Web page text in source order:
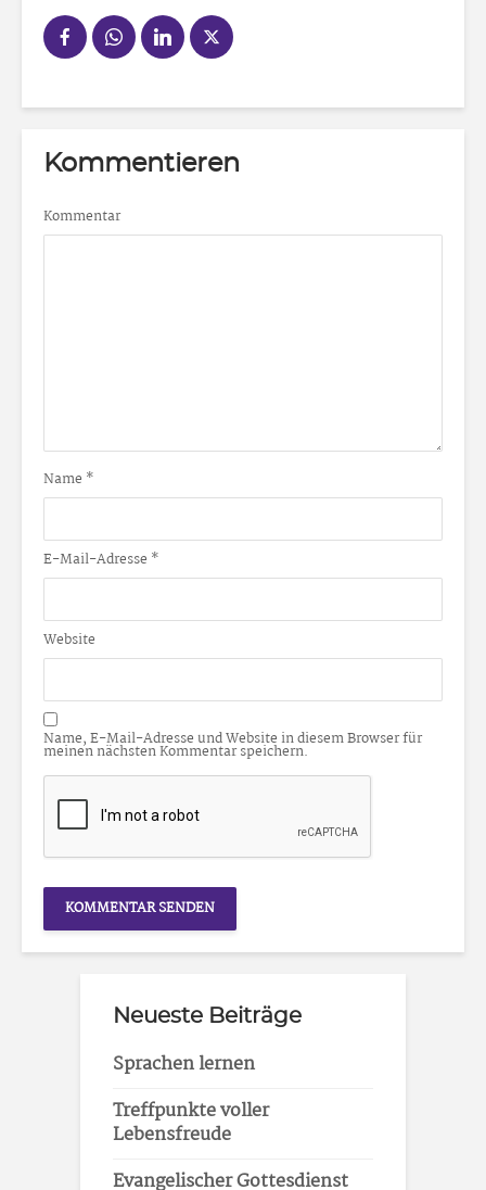
Kommentieren
Kommentar
Name *
E-Mail-Adresse *
Website
Name, E-Mail-Adresse und Website in diesem Browser für
meinen nächsten Kommentar speichern.
Neueste Beiträge
Sprachen lernen
Treffpunkte voller
Lebensfreude
Evangelischer Gottesdienst